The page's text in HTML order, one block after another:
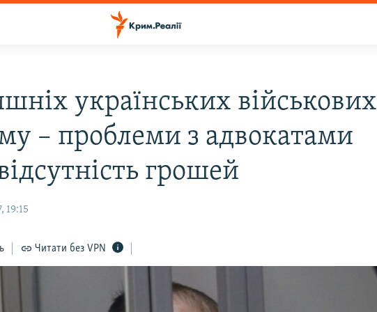
українських військових
– проблеми з адвокатами
грошей
19:15
Читати без VPN